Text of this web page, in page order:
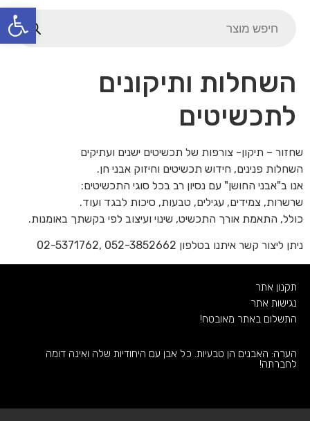
פתח
השחלות ותיקונים
לתכשיטים
שחזור – תיקון- צורפות של תכשיטים ישנים ועתיקים
השחלות פנינים, חידוש תכשיטים וחיזוק אבני חן.
אנו ב"אבני החושן" עם נסיון רב בכל סוגי התכשיטים:
שרשרות, צמידים, עגילים, טבעות, סיכות לבגד ועוד.
כולל, התאמת אורך התכשיט, שינוי ועיצוב לפי בקשתך באומנות.
ניתן ליצור קשר איתנו בטלפון 052-3852662 ,02-5371762
תקנון אתר
נגישות אתר
התשלום באתר מאובטח!
הערה: האבנים הן טבעיות. כל אבן עם היחודיות שלה ואינה דומה
לחברתה!